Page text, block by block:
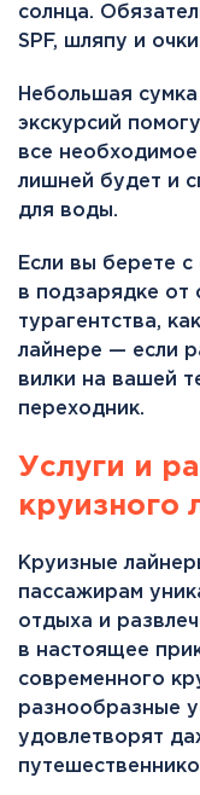
солнца.
SPF, шляпу и
Небольшая
экскурсий
все
лишней будет и
для воды.
Если вы берете
в подзарядке от
турагентства,
лайнере — если
вилки на вашей
переходник.
Услуги и
круизного
Круизные
пассажирам
отдыха и
в настоящее
современного
разнообразные
удовлетворят